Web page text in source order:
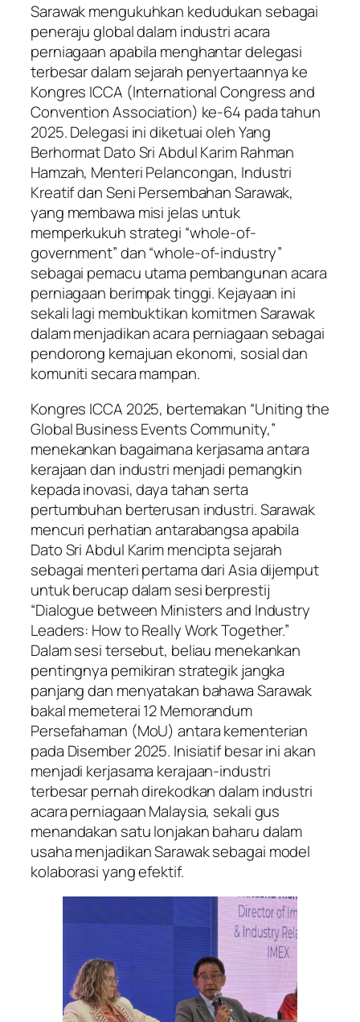
Sarawak mengukuhkan kedudukan sebagai
peneraju global dalam industri acara
perniagaan apabila menghantar delegasi
terbesar dalam sejarah penyertaannya ke
Kongres ICCA (International Congress and
Convention Association) ke-64 pada tahun
2025. Delegasi ini diketuai oleh Yang
Berhormat Dato Sri Abdul Karim Rahman
Hamzah, Menteri Pelancongan, Industri
Kreatif dan Seni Persembahan Sarawak,
yang membawa misi jelas untuk
memperkukuh strategi “whole-of-
government” dan “whole-of-industry”
sebagai pemacu utama pembangunan acara
perniagaan berimpak tinggi. Kejayaan ini
sekali lagi membuktikan komitmen Sarawak
dalam menjadikan acara perniagaan sebagai
pendorong kemajuan ekonomi, sosial dan
komuniti secara mampan.
Kongres ICCA 2025, bertemakan “Uniting the
Global Business Events Community,”
menekankan bagaimana kerjasama antara
kerajaan dan industri menjadi pemangkin
kepada inovasi, daya tahan serta
pertumbuhan berterusan industri. Sarawak
mencuri perhatian antarabangsa apabila
Dato Sri Abdul Karim mencipta sejarah
sebagai menteri pertama dari Asia dijemput
untuk berucap dalam sesi berprestij
“Dialogue between Ministers and Industry
Leaders: How to Really Work Together.”
Dalam sesi tersebut, beliau menekankan
pentingnya pemikiran strategik jangka
panjang dan menyatakan bahawa Sarawak
bakal memeterai 12 Memorandum
Persefahaman (MoU) antara kementerian
pada Disember 2025. Inisiatif besar ini akan
menjadi kerjasama kerajaan-industri
terbesar pernah direkodkan dalam industri
acara perniagaan Malaysia, sekali gus
menandakan satu lonjakan baharu dalam
usaha menjadikan Sarawak sebagai model
kolaborasi yang efektif.